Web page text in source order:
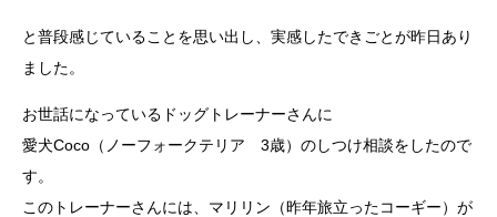
と普段感じていることを思い出し、実感したできごとが昨日あり
ました。
お世話になっているドッグトレーナーさんに
愛犬Coco（ノーフォークテリア 3歳）のしつけ相談をしたので
す。
このトレーナーさんには、マリリン（昨年旅立ったコーギー）が